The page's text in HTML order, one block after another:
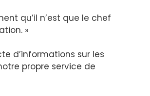
qu’il n’est que le chef
»
d’informations sur les
propre service de